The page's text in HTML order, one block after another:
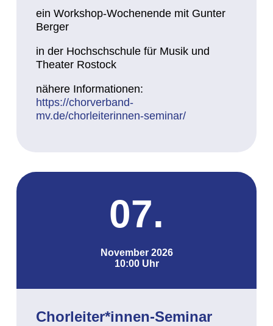
ein Workshop-Wochenende mit Gunter
Berger
in der Hochschschule für Musik und
Theater Rostock
nähere Informationen:
https://chorverband-
mv.de/chorleiterinnen-seminar/
07.
November 2026
10:00 Uhr
Chorleiter*innen-Seminar